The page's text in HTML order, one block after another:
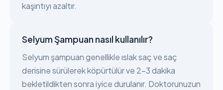
kaşıntıyı azaltır.
Selyum Şampuan nasıl kullanılır?
Selyum şampuan genellikle ıslak saç ve saç
derisine sürülerek köpürtülür ve 2-3 dakika
bekletildikten sonra iyice durulanır. Doktorunuzun